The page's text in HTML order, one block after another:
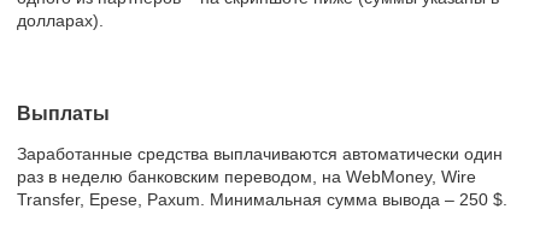
долларах).
Выплаты
Заработанные средства выплачиваются автоматически один
раз в неделю банковским переводом, на WebMoney, Wire
Transfer, Epese, Paxum. Минимальная сумма вывода – 250 $.